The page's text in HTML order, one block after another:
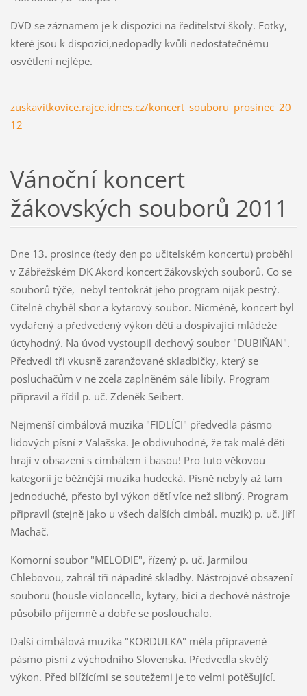
DVD se záznamem je k dispozici na ředitelství školy. Fotky,
které jsou k dispozici,nedopadly kvůli nedostatečnému
osvětlení nejlépe.
zuskavitkovice.rajce.idnes.cz/koncert_souboru_prosinec_20
12
Vánoční koncert
žákovských souborů 2011
Dne 13. prosince (tedy den po učitelském koncertu) proběhl
v Zábřežském DK Akord koncert žákovských souborů. Co se
souborů týče, nebyl tentokrát jeho program nijak pestrý.
Citelně chyběl sbor a kytarový soubor. Nicméně, koncert byl
vydařený a předvedený výkon dětí a dospívající mládeže
úctyhodný. Na úvod vystoupil dechový soubor "DUBIŇAN".
Předvedl tři vkusně zaranžované skladbičky, který se
posluchačům v ne zcela zaplněném sále líbily. Program
připravil a řídil p. uč. Zdeněk Seibert.
Nejmenší cimbálová muzika "FIDLÍCI" předvedla pásmo
lidových písní z Valašska. Je obdivuhodné, že tak malé děti
hrají v obsazení s cimbálem i basou! Pro tuto věkovou
kategorii je běžnější muzika hudecká. Písně nebyly až tam
jednoduché, přesto byl výkon dětí více než slibný. Program
připravil (stejně jako u všech dalších cimbál. muzik) p. uč. Jiří
Machač.
Komorní soubor "MELODIE", řízený p. uč. Jarmilou
Chlebovou, zahrál tři nápadité skladby. Nástrojové obsazení
souboru (housle violoncello, kytary, bicí a dechové nástroje
působilo příjemně a dobře se poslouchalo.
Další cimbálová muzika "KORDULKA" měla připravené
pásmo písní z východního Slovenska. Předvedla skvělý
výkon. Před blížícími se soutežemi je to velmi potěšující.